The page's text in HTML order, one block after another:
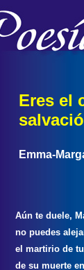
Eres el
Emma-
Aún te duele,
no puedes
el martirio de
de su muerte